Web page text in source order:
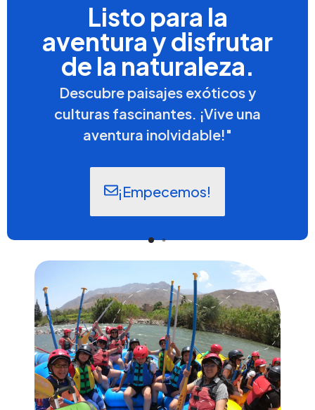
Listo para la
aventura y disfrutar
de la naturaleza.
Descubre paisajes exóticos y
culturas fascinantes. ¡Vive una
aventura inolvidable!"
¡Empecemos!